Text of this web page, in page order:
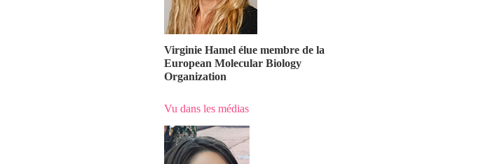
Virginie Hamel élue membre de la
European Molecular Biology
Organization
Vu dans les médias